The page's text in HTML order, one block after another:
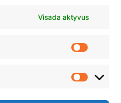
Visada aktyvus